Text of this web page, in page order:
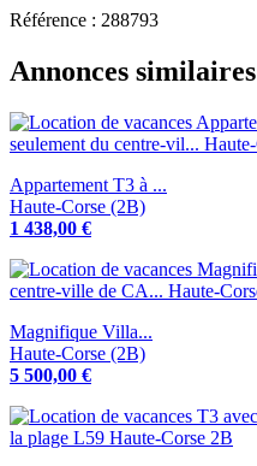
Référence : 288793
Annonces similaires
Appartement T3 à ...
Haute-Corse (2B)
1 438,00 €
Magnifique Villa...
Haute-Corse (2B)
5 500,00 €